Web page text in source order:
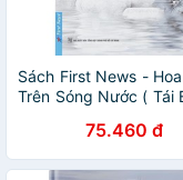
Sách First News -
Trên Sóng Nước ( Tái
75.460 đ